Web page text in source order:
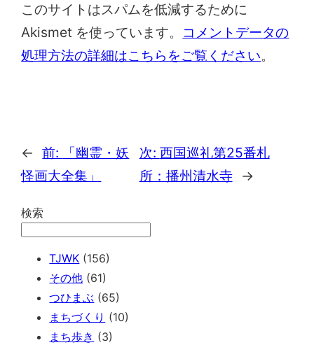
このサイトはスパムを低減するために
Akismet を使っています。
コメントデータの
処理方法の詳細はこちらをご覧ください。
← 前:
「幽霊・妖
怪画大全集」
次: 西国巡礼第25番札
所：播州清水寺
→
検索
TJWK (156)
その他 (61)
つひまぶ (65)
まちづくり (10)
まち歩き (3)